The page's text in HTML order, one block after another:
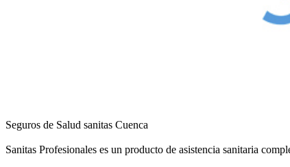
Seguros de Salud sanitas Cuenca
Sanitas Profesionales es un producto de asistencia sanitaria